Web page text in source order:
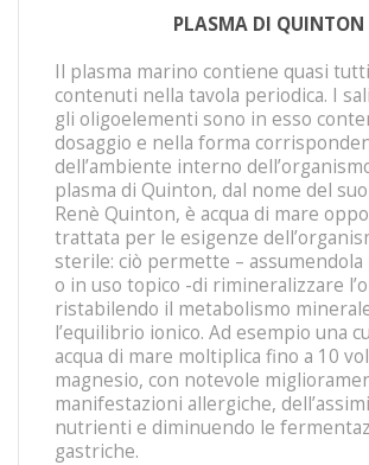
PLASMA DI QUINTON
Il plasma marino contiene quasi
contenuti nella tavola periodica. I
gli oligoelementi sono in esso
dosaggio e nella forma
dell’ambiente interno
plasma di Quinton, dal nome del
Renè Quinton, è acqua di mare
trattata per le esigenze
sterile: ciò permette – assumendola
o in uso topico -di rimineralizzare
ristabilendo il metabolismo
l’equilibrio ionico. Ad esempio una
acqua di mare moltiplica fino a 10
magnesio, con notevole
manifestazioni allergiche,
nutrienti e diminuendo le
gastriche.